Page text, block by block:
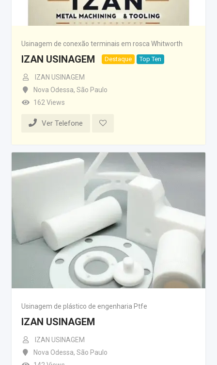
Usinagem de conexão terminais em rosca Whitworth
IZAN USINAGEM Destaque Top Ten
IZAN USINAGEM
Nova Odessa, São Paulo
162 Views
Ver Telefone
Usinagem de plástico de engenharia Ptfe
IZAN USINAGEM
IZAN USINAGEM
Nova Odessa, São Paulo